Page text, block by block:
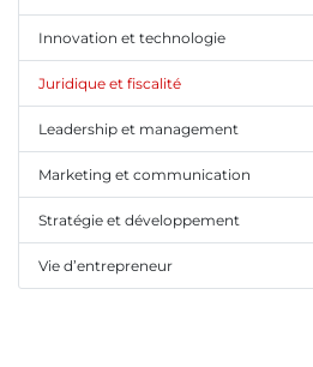
Innovation et technologie
Juridique et fiscalité
Leadership et management
Marketing et communication
Stratégie et développement
Vie d’entrepreneur